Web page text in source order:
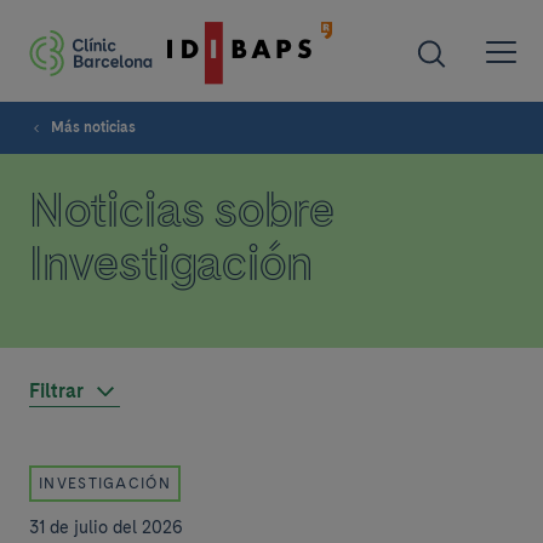
Más noticias
Noticias sobre
Investigación
Filtrar
INVESTIGACIÓN
31 de julio del 2026